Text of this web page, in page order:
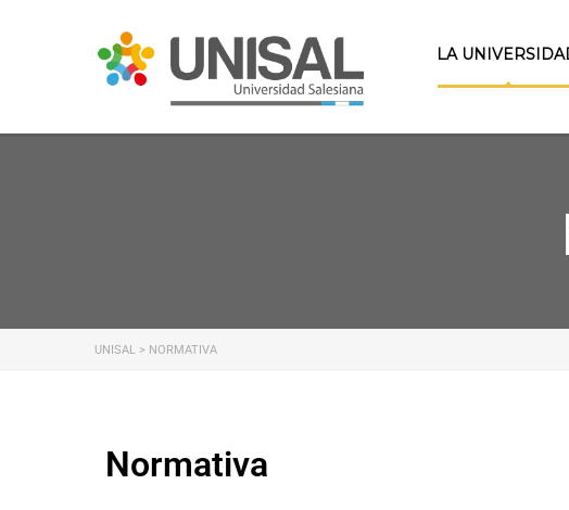
LA
UNISAL > NORMATIVA
Normativa